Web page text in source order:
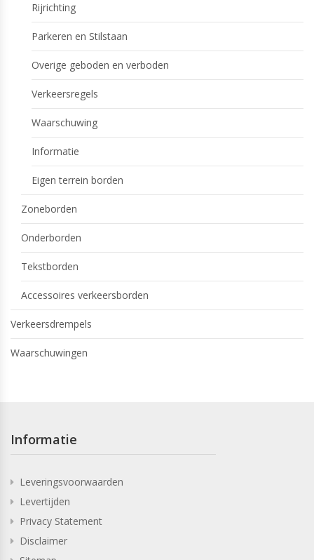
Rijrichting
Parkeren en Stilstaan
Overige geboden en verboden
Verkeersregels
Waarschuwing
Informatie
Eigen terrein borden
Zoneborden
Onderborden
Tekstborden
Accessoires verkeersborden
Verkeersdrempels
Waarschuwingen
Informatie
Leveringsvoorwaarden
Levertijden
Privacy Statement
Disclaimer